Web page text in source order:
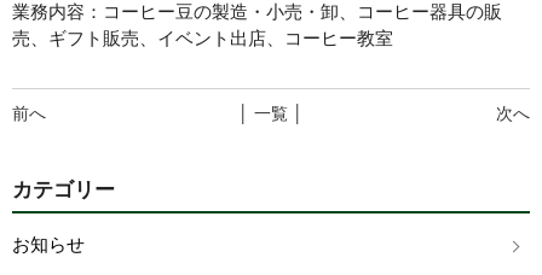
業務内容：コーヒー豆の製造・小売・卸、コーヒー器具の販
売、ギフト販売、イベント出店、コーヒー教室
前へ 次へ
│ 一覧 │
カテゴリー
お知らせ